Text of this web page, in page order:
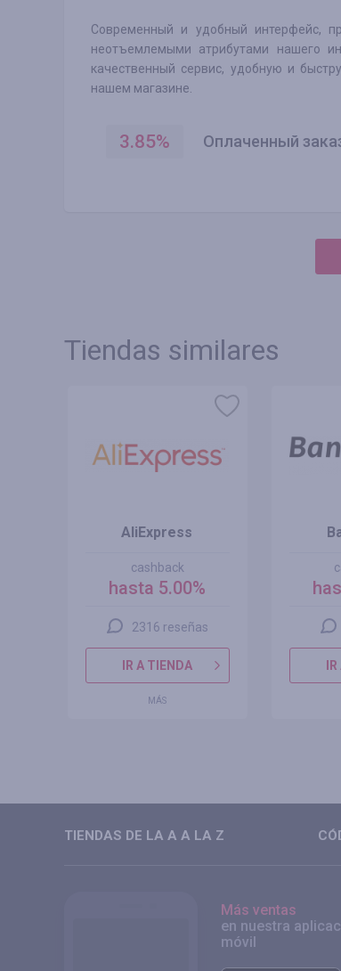
Современный и удобный интерфейс,
неотъемлемыми атрибутами нашего
качественный сервис, удобную и
нашем магазине.
3.85% Оплаченный
Tiendas similares
AliExpress
cashback
hasta 5.00%
2316 reseñas
IR A TIENDA
MÁS
TIENDAS DE LA A A LA Z
Más ventas
en nuestra
móvil